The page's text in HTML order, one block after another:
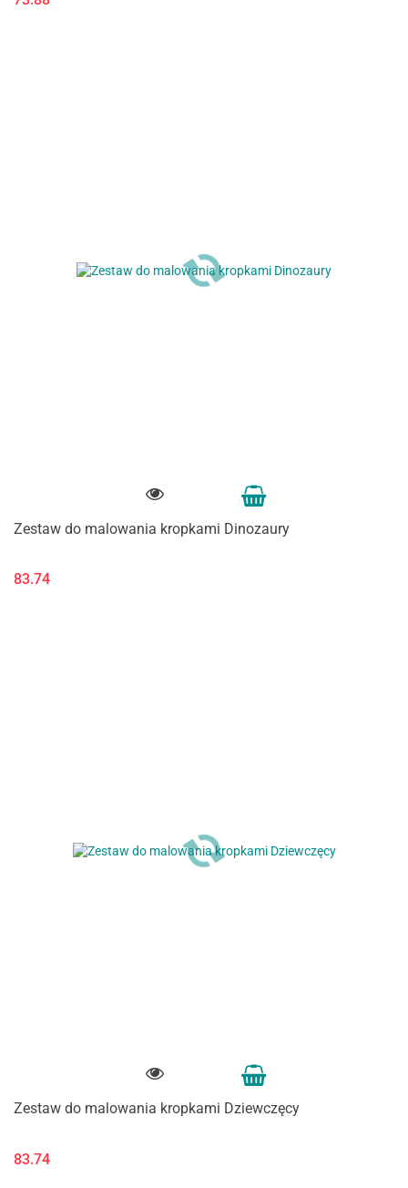
Zestaw do malowania kropkami Dinozaury
83.74
Zestaw do malowania kropkami Dziewczęcy
83.74